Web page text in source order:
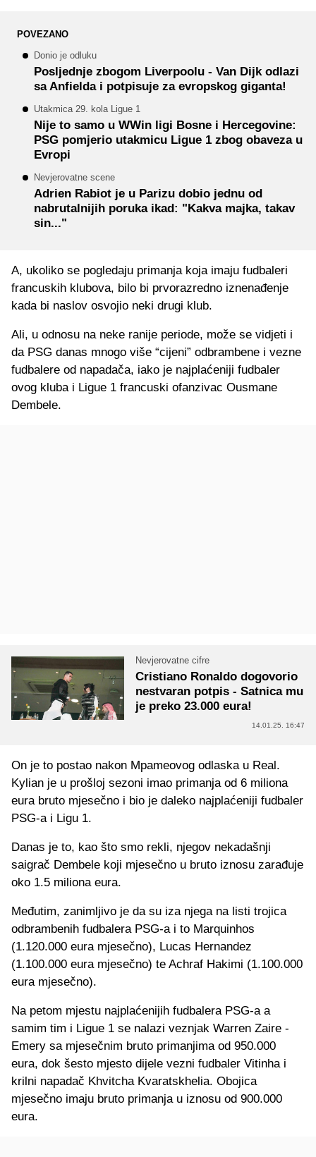
POVEZANO
Donio je odluku
Posljednje zbogom Liverpoolu - Van Dijk odlazi
sa Anfielda i potpisuje za evropskog giganta!
Utakmica 29. kola Ligue 1
Nije to samo u WWin ligi Bosne i Hercegovine:
PSG pomjerio utakmicu Ligue 1 zbog obaveza u
Evropi
Nevjerovatne scene
Adrien Rabiot je u Parizu dobio jednu od
nabrutalnijih poruka ikad: "Kakva majka, takav
sin..."
A, ukoliko se pogledaju primanja koja imaju fudbaleri
francuskih klubova, bilo bi prvorazredno iznenađenje
kada bi naslov osvojio neki drugi klub.
Ali, u odnosu na neke ranije periode, može se vidjeti i
da PSG danas mnogo više “cijeni” odbrambene i vezne
fudbalere od napadača, iako je najplaćeniji fudbaler
ovog kluba i Ligue 1 francuski ofanzivac Ousmane
Dembele.
Nevjerovatne cifre
Cristiano Ronaldo dogovorio
nestvaran potpis - Satnica mu
je preko 23.000 eura!
14.01.25. 16:47
On je to postao nakon Mpameovog odlaska u Real.
Kylian je u prošloj sezoni imao primanja od 6 miliona
eura bruto mjesečno i bio je daleko najplaćeniji fudbaler
PSG-a i Ligu 1.
Danas je to, kao što smo rekli, njegov nekadašnji
saigrač Dembele koji mjesečno u bruto iznosu zarađuje
oko 1.5 miliona eura.
Međutim, zanimljivo je da su iza njega na listi trojica
odbrambenih fudbalera PSG-a i to Marquinhos
(1.120.000 eura mjesečno), Lucas Hernandez
(1.100.000 eura mjesečno) te Achraf Hakimi (1.100.000
eura mjesečno).
Na petom mjestu najplaćenijih fudbalera PSG-a a
samim tim i Ligue 1 se nalazi veznjak Warren Zaire -
Emery sa mjesečnim bruto primanjima od 950.000
eura, dok šesto mjesto dijele vezni fudbaler Vitinha i
krilni napadač Khvitcha Kvaratskhelia. Obojica
mjesečno imaju bruto primanja u iznosu od 900.000
eura.